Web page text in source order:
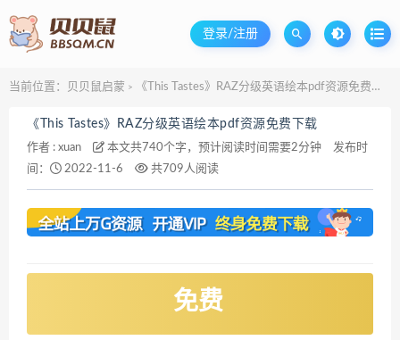
登录/注册
当前位置： 贝贝鼠启蒙 > 《This Tastes》RAZ分级英语绘本pdf资源免费下载
《This Tastes》RAZ分级英语绘本pdf资源免费下载
作者 : xuan 本文共740个字，预计阅读时间需要2分钟
发布时
间：
2022-11-6 共709人阅读
免费